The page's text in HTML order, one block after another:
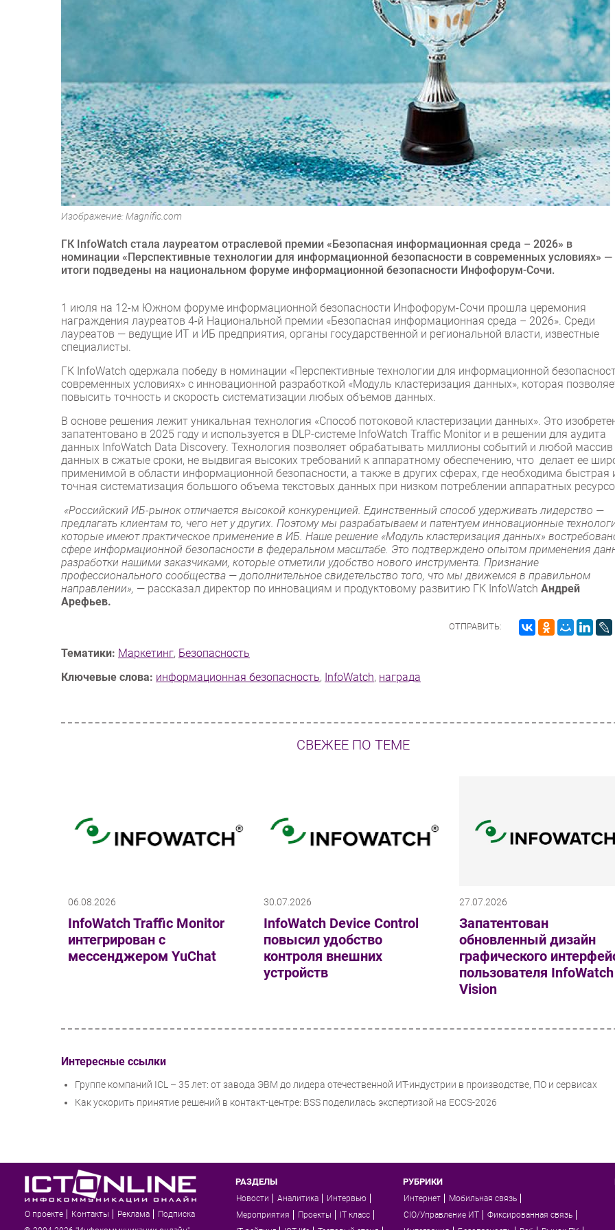
Изображение: Magnific.com
ГК InfoWatch стала лауреатом отраслевой премии «Безопасная информационная среда – 2026» в
номинации «Перспективные технологии для информационной безопасности в современных условиях» —
итоги подведены на национальном форуме информационной безопасности Инфофорум-Сочи.
1 июля на 12-м Южном форуме информационной безопасности Инфофорум-Сочи прошла церемония
награждения лауреатов 4-й Национальной премии «Безопасная информационная среда – 2026». Среди
лауреатов — ведущие ИТ и ИБ предприятия, органы государственной и региональной власти, известные
специалисты.
ГК InfoWatch одержала победу в номинации «Перспективные технологии для информационной
современных условиях» с инновационной разработкой «Модуль кластеризация данных», которая
повысить точность и скорость систематизации любых объемов данных.
В основе решения лежит уникальная технология «Способ потоковой кластеризации данных». Это
запатентовано в 2025 году и используется в DLP-системе InfoWatch Traffic Monitor и в решении для аудита
данных InfoWatch Data Discovery. Технология позволяет обрабатывать миллионы событий и любой массив
данных в сжатые сроки, не выдвигая высоких требований к аппаратному обеспечению, что делает ее
применимой в области информационной безопасности, а также в других сферах, где необходима быстрая
точная систематизация большого объема текстовых данных при низком потреблении аппаратных
«Российский ИБ-рынок отличается высокой конкуренцией. Единственный способ удерживать лидерство —
предлагать клиентам то, чего нет у других. Поэтому мы разрабатываем и патентуем инновационные
которые имеют практическое применение в ИБ. Наше решение «Модуль кластеризация данных»
сфере информационной безопасности в федеральном масштабе. Это подтверждено опытом применения
разработки нашими заказчиками, которые отметили удобство нового инструмента. Признание
профессионального сообщества — дополнительное свидетельство того, что мы движемся в правильном
направлении», — рассказал директор по инновациям и продуктовому развитию ГК InfoWatch Андрей
Арефьев.
ОТПРАВИТЬ:
Тематики: Маркетинг, Безопасность
Ключевые слова: информационная безопасность, InfoWatch, награда
СВЕЖЕЕ ПО ТЕМЕ
06.08.2026
InfoWatch Traffic Monitor
интегрирован с
мессенджером YuChat
30.07.2026
InfoWatch Device Control
повысил удобство
контроля внешних
устройств
27.07.2026
Запатентован
обновленный дизайн
графического
пользователя InfoWatch
Vision
Интересные ссылки
Группе компаний ICL – 35 лет: от завода ЭВМ до лидера отечественной ИТ-индустрии в производстве, ПО и сервисах
Как ускорить принятие решений в контакт-центре: BSS поделилась экспертизой на ECCS-2026
О проекте Контакты Реклама
Подписка
РАЗДЕЛЫ
Новости Аналитика
Интервью
Мероприятия
Проекты
IT класс
РУБРИКИ
Интернет
Мобильная связь
CIO/Управление ИТ
Фиксированная связь